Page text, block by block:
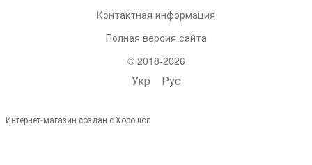
Контактная информация
Полная версия сайта
© 2018-2026
Укр Рус
Интернет-магазин создан с Хорошоп